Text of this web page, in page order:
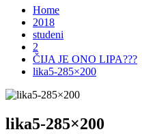
Home
2018
studeni
2
ČIJA JE ONO LIPA???
lika5-285×200
lika5-285×200